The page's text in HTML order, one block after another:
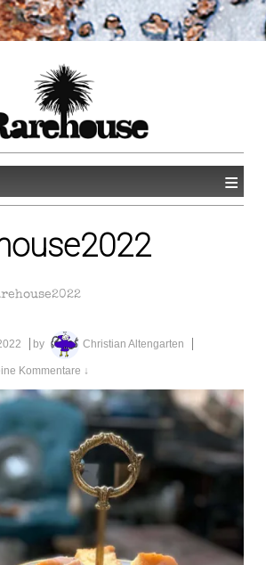
≡
by Christian Altengarten
Kommentare ↓